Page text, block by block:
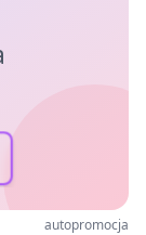
autopromocja